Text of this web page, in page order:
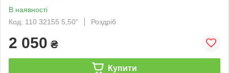
В наявності
Код: 110 32155 5,50"
Роздріб
2 050 ₴
Купити